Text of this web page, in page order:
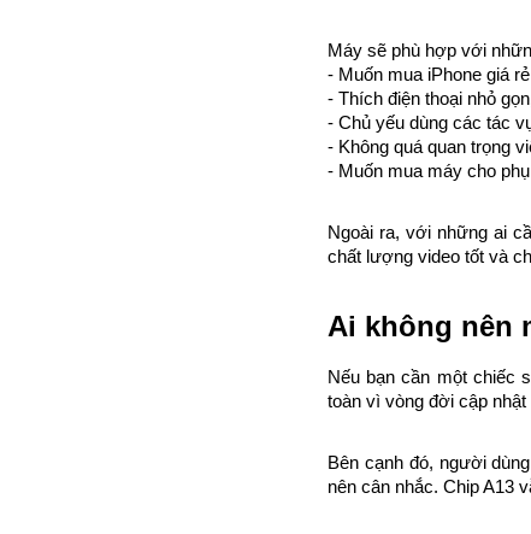
Máy sẽ phù hợp với
- Muốn mua iPhone giá
- Thích điện thoại nhỏ
- Chủ yếu dùng các tác
- Không quá quan trọng
- Muốn mua máy cho
Ngoài ra, với những ai
chất lượng video tốt và
Ai không nên
Nếu bạn cần một chiếc
toàn vì vòng đời cập
Bên cạnh đó, người
nên cân nhắc. Chip A13